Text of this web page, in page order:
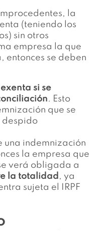
la
(teniendo los
sin otros
empresa la que
entonces se deben
si se
. Esto
que se
despido
una indemnización
la empresa que
verá obligada a
la totalidad , ya
sujeta el IRPF